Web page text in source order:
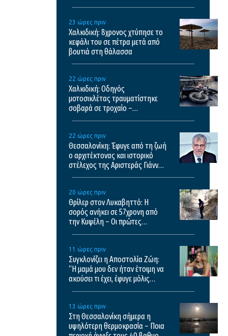
23 ώρες πριν
Χαλκιδική: 8χρονος χτύπησε το
κεφάλι του σε πέτρα μετά από
βουτιά στη θάλασσα
22 ώρες πριν
Χαλκιδική: Οδηγός
μοτοσικλέτας τραυματίστηκε
σοβαρά σε τροχαίο –
22 ώρες πριν
Θεσσαλονίκη: Έφυγε από τη ζωή
ο αρχιτέκτονας και ιστορικό
στέλεχος της Αριστεράς Γιάννης
20 ώρες πριν
Θρίλερ στον Λυκαβηττό: Η
σορός ανήκει σε 57χρονη από
την Κυψέλη – Οι πρώτες
11 ώρες πριν
Συγκλονίζει η Αποστολία Ζώη:
“Η μαμά μου δεν ήταν έτοιμη να
ακούσει τι έχει, έφυγε μόλις
13 ώρες πριν
Στη Θεσσαλονίκη σήμερα η
υψηλότερη θερμοκρασία – Ποια